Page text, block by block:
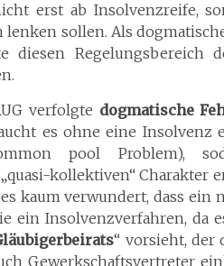
erst ab Insolvenzreife,
sollen. Als
diesen Regelungsbereich
verfolgte dogmatische
es ohne eine
pool Problem),
kollektiven“ Charakter
kaum verwundert, dass ein
ein Insolvenzverfahren, da
“ vorsieht, der
Gewerkschaftsvertreter